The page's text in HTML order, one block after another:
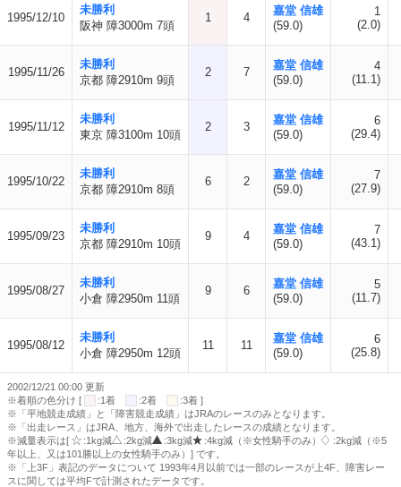
1995/12/10
未勝利
阪神 障3000m 7頭
1 4
嘉堂 信雄
(59.0)
1
(2.0)
1995/11/26
未勝利
京都 障2910m 9頭
2 7
嘉堂 信雄
(59.0)
4
(11.1)
1995/11/12
未勝利
東京 障3100m 10頭
2 3
嘉堂 信雄
(59.0)
6
(29.4)
1995/10/22
未勝利
京都 障2910m 8頭
6 2
嘉堂 信雄
(59.0)
7
(27.9)
1995/09/23
未勝利
京都 障2910m 10頭
9 4
嘉堂 信雄
(59.0)
7
(43.1)
1995/08/27
未勝利
小倉 障2950m 11頭
9 6
嘉堂 信雄
(59.0)
5
(11.7)
1995/08/12
未勝利
小倉 障2950m 12頭
11 11
嘉堂 信雄
(59.0)
6
(25.8)
2002/12/21 00:00 更新
※着順の色分け [
:1着 :2着
:3着 ]
※「平地競走成績」と「障害競走成績」はJRAのレースのみとなります。
※「出走レース」はJRA、地方、海外で出走したレースの成績となります。
※減量表示は[
:1kg減 :2kg減 :3kg減 :4kg減（※女性騎手のみ）
:2kg減（※5
年以上、又は101勝以上の女性騎手のみ）] です。
※「上3F」表記のデータについて 1993年4月以前では一部のレースが上4F、障害レー
スに関しては平均Fで計測されたデータです。